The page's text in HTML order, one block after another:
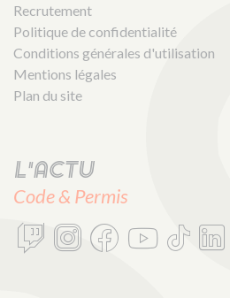
Recrutement
Politique de confidentialité
Conditions générales d'utilisation
Mentions légales
Plan du site
L'actu
Code & Permis